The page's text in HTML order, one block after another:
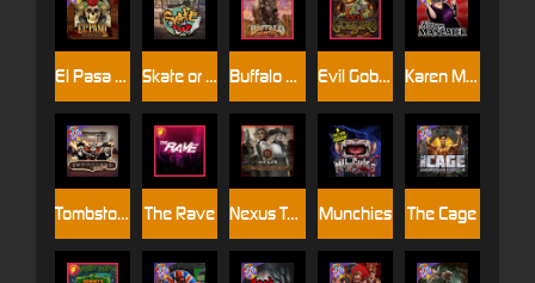
Munchies
Skate or Die
Nexus Tombstone RIP
Tombstone No Mercy The Cage
El Pasa Gunfight xNudge Evil Goblins xBomb
Buffalo Hunter Karen Maneater
The Rave